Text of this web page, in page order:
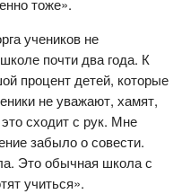
тоже».
учеников не
почти два года. К
процент детей, которые
не уважают, хамят,
сходит с рук. Мне
забыло о совести.
Это обычная школа с
учиться».